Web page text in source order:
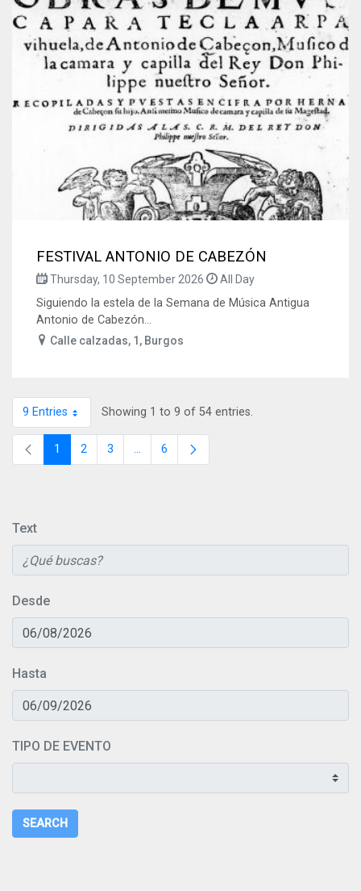
FESTIVAL ANTONIO DE CABEZÓN
Thursday, 10 September 2026 All Day
Siguiendo la estela de la Semana de Música Antigua
Antonio de Cabezón...
Calle calzadas, 1, Burgos
9 EntriesPer Page Showing 1 to 9 of 54 entries.
Page
1 Page
2 Page
3 ...Intermediate Pages
Page
6
Text
Desde
Hasta
TIPO DE EVENTO
SEARCH